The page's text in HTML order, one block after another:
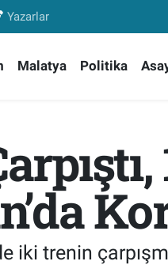
Yazarlar
Malatya Politika
iki trenin